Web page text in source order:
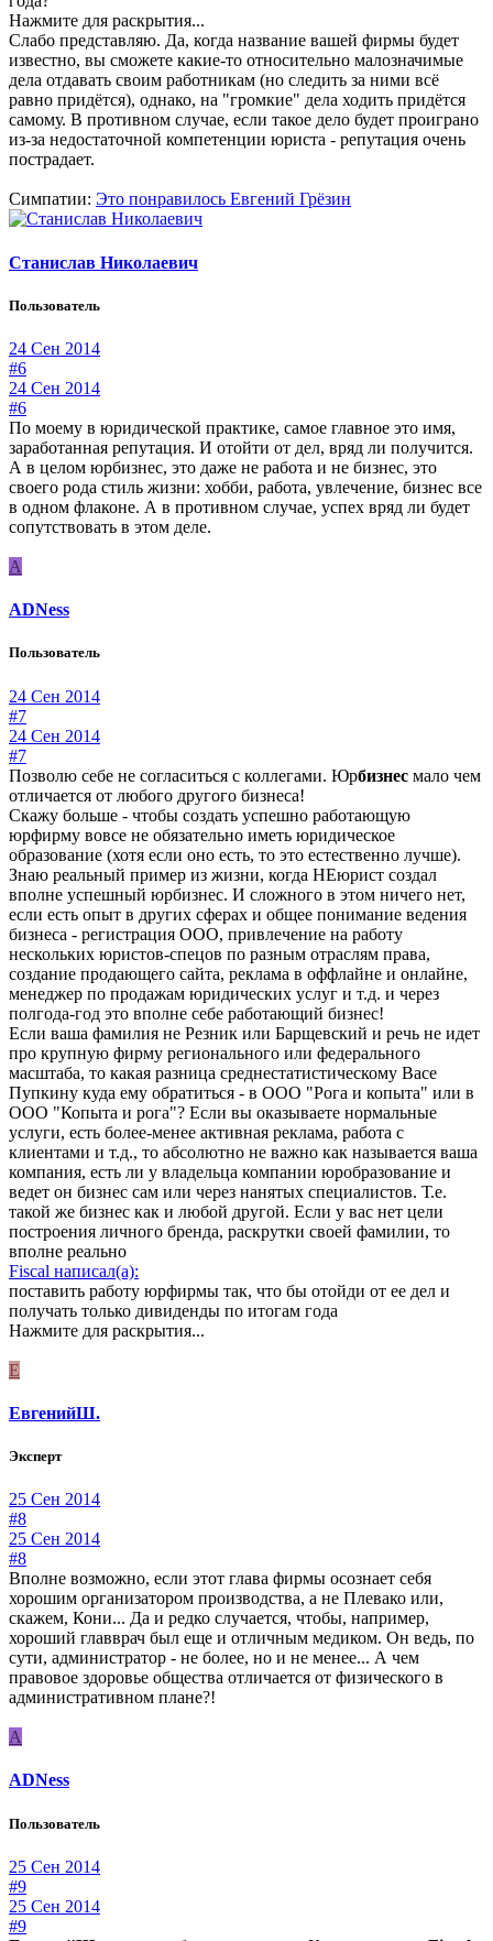
Нажмите для раскрытия...
Слабо представляю. Да, когда название вашей фирмы будет
известно, вы сможете какие-то относительно малозначимые
дела отдавать своим работникам (но следить за ними всё
равно придётся), однако, на "громкие" дела ходить придётся
самому. В противном случае, если такое дело будет проиграно
из-за недостаточной компетенции юриста - репутация очень
пострадает.
Симпатии: Это понравилось Евгений Грёзин
Станислав Николаевич
Пользователь
24 Сен 2014
#6
24 Сен 2014
#6
По моему в юридической практике, самое главное это имя,
заработанная репутация. И отойти от дел, вряд ли получится.
А в целом юрбизнес, это даже не работа и не бизнес, это
своего рода стиль жизни: хобби, работа, увлечение, бизнес все
в одном флаконе. А в противном случае, успех вряд ли будет
сопутствовать в этом деле.
A
ADNess
Пользователь
24 Сен 2014
#7
24 Сен 2014
#7
Позволю себе не согласиться с коллегами. Юрбизнес мало чем
отличается от любого другого бизнеса!
Скажу больше - чтобы создать успешно работающую
юрфирму вовсе не обязательно иметь юридическое
образование (хотя если оно есть, то это естественно лучше).
Знаю реальный пример из жизни, когда НЕюрист создал
вполне успешный юрбизнес. И сложного в этом ничего нет,
если есть опыт в других сферах и общее понимание ведения
бизнеса - регистрация ООО, привлечение на работу
нескольких юристов-спецов по разным отраслям права,
создание продающего сайта, реклама в оффлайне и онлайне,
менеджер по продажам юридических услуг и т.д. и через
полгода-год это вполне себе работающий бизнес!
Если ваша фамилия не Резник или Барщевский и речь не идет
про крупную фирму регионального или федерального
масштаба, то какая разница среднестатистическому Васе
Пупкину куда ему обратиться - в ООО "Рога и копыта" или в
ООО "Копыта и рога"? Если вы оказываете нормальные
услуги, есть более-менее активная реклама, работа с
клиентами и т.д., то абсолютно не важно как называется ваша
компания, есть ли у владельца компании юробразование и
ведет он бизнес сам или через нанятых специалистов. Т.е.
такой же бизнес как и любой другой. Если у вас нет цели
построения личного бренда, раскрутки своей фамилии, то
вполне реально
Fiscal написал(а):
поставить работу юрфирмы так, что бы отойди от ее дел и
получать только дивиденды по итогам года
Нажмите для раскрытия...
Е
ЕвгенийШ.
Эксперт
25 Сен 2014
#8
25 Сен 2014
#8
Вполне возможно, если этот глава фирмы осознает себя
хорошим организатором производства, а не Плевако или,
скажем, Кони... Да и редко случается, чтобы, например,
хороший главврач был еще и отличным медиком. Он ведь, по
сути, администратор - не более, но и не менее... А чем
правовое здоровье общества отличается от физического в
административном плане?!
A
ADNess
Пользователь
25 Сен 2014
#9
25 Сен 2014
#9